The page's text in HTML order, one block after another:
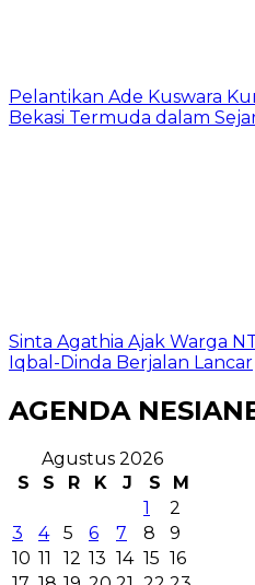
Pelantikan Ade Kuswara
Bekasi Termuda dalam
Sinta Agathia Ajak Warga
Iqbal-Dinda Berjalan Lancar
AGENDA
Agustus 2026
S
S R K J S
M
1
2
3
4 5 6 7 8
9
10 11 12 13 14 15 16